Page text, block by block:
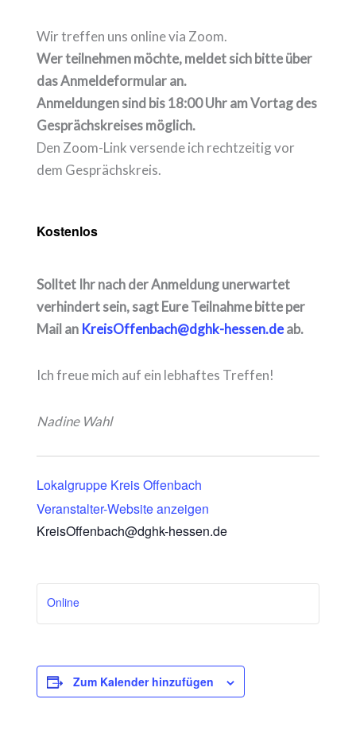
Wir treffen uns online via Zoom.
Wer teilnehmen möchte, meldet sich bitte über
das Anmeldeformular an.
Anmeldungen sind bis 18:00 Uhr am Vortag des
Gesprächskreises möglich.
Den Zoom-Link versende ich rechtzeitig vor
dem Gesprächskreis.
Kostenlos
Solltet Ihr nach der Anmeldung unerwartet
verhindert sein, sagt Eure Teilnahme bitte per
Mail an KreisOffenbach@dghk-hessen.deab.
Ich freue mich auf ein lebhaftes Treffen!
Nadine Wahl
Lokalgruppe Kreis Offenbach
Veranstalter-Website anzeigen
KreisOffenbach@dghk-hessen.de
Online
Zum Kalender hinzufügen